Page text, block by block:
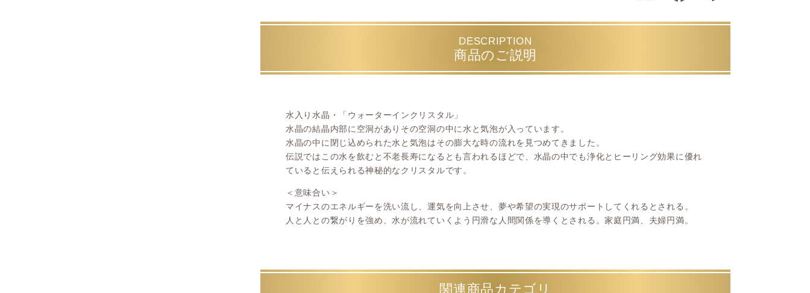
DESCRIPTION
商品のご説明
水入り水晶・「ウォーターインクリスタル」
水晶の結晶内部に空洞がありその空洞の中に水と気泡が入っています。
水晶の中に閉じ込められた水と気泡はその膨大な時の流れを見つめてきました。
伝説ではこの水を飲むと不老長寿になるとも言われるほどで、水晶の中でも浄化とヒーリング効果に優れ
ていると伝えられる神秘的なクリスタルです。
＜意味合い＞
マイナスのエネルギーを洗い流し、運気を向上させ、夢や希望の実現のサポートしてくれるとされる。
人と人との繋がりを強め、水が流れていくよう円滑な人間関係を導くとされる。家庭円満、夫婦円満。
関連商品カテゴリ